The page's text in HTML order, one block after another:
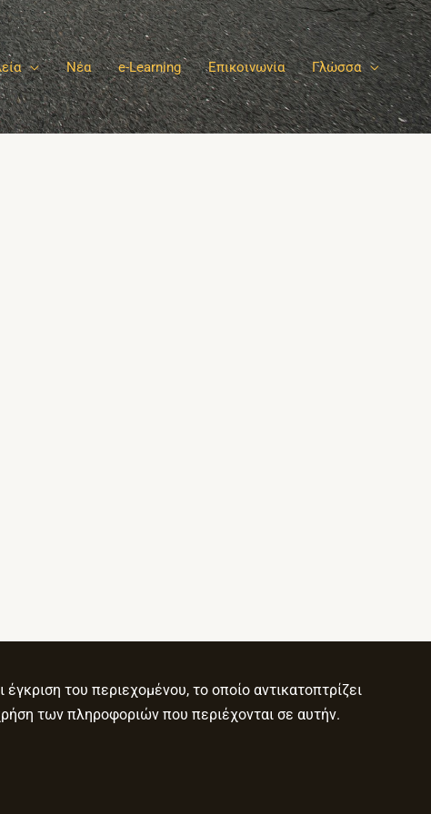
Νέα e-Learning Επικοινωνία Γλώσσα
του περιεχομένου, το οποίο αντικατοπτρίζει
των πληροφοριών που περιέχονται σε αυτήν.